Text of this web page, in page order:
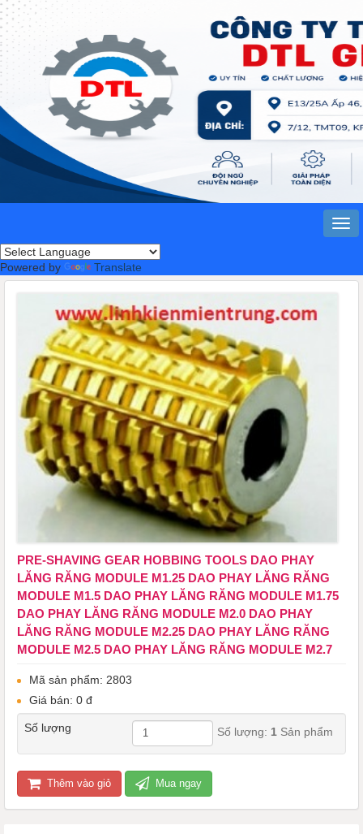
Powered by Translate
PRE-SHAVING GEAR HOBBING TOOLS DAO PHAY
LĂNG RĂNG MODULE M1.25 DAO PHAY LĂNG RĂNG
MODULE M1.5 DAO PHAY LĂNG RĂNG MODULE M1.75
DAO PHAY LĂNG RĂNG MODULE M2.0 DAO PHAY
LĂNG RĂNG MODULE M2.25 DAO PHAY LĂNG RĂNG
MODULE M2.5 DAO PHAY LĂNG RĂNG MODULE M2.7
Mã sản phẩm: 2803
Giá bán: 0 đ
Số lượng Số lượng: 1 Sản phẩm
Thêm vào giỏ Mua ngay